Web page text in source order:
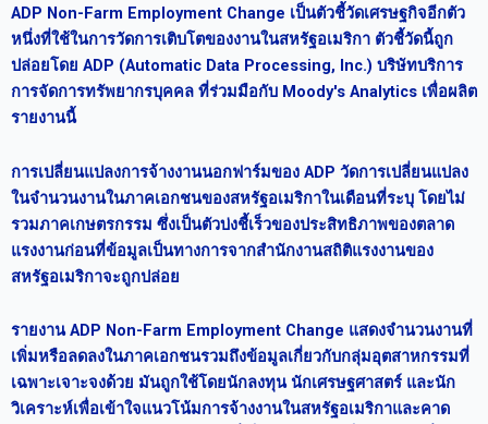
ADP Non-Farm Employment Change เป็นตัวชี้วัดเศรษฐกิจอีกตัว
หนึ่งที่ใช้ในการวัดการเติบโตของงานในสหรัฐอเมริกา ตัวชี้วัดนี้ถูก
ปล่อยโดย ADP (Automatic Data Processing, Inc.) บริษัทบริการ
การจัดการทรัพยากรบุคคล ที่ร่วมมือกับ Moody's Analytics เพื่อผลิต
รายงานนี้
การเปลี่ยนแปลงการจ้างงานนอกฟาร์มของ ADP วัดการเปลี่ยนแปลง
ในจำนวนงานในภาคเอกชนของสหรัฐอเมริกาในเดือนที่ระบุ โดยไม่
รวมภาคเกษตรกรรม ซึ่งเป็นตัวบ่งชี้เร็วของประสิทธิภาพของตลาด
แรงงานก่อนที่ข้อมูลเป็นทางการจากสำนักงานสถิติแรงงานของ
สหรัฐอเมริกาจะถูกปล่อย
รายงาน ADP Non-Farm Employment Change แสดงจำนวนงานที่
เพิ่มหรือลดลงในภาคเอกชนรวมถึงข้อมูลเกี่ยวกับกลุ่มอุตสาหกรรมที่
เฉพาะเจาะจงด้วย มันถูกใช้โดยนักลงทุน นักเศรษฐศาสตร์ และนัก
วิเคราะห์เพื่อเข้าใจแนวโน้มการจ้างงานในสหรัฐอเมริกาและคาด